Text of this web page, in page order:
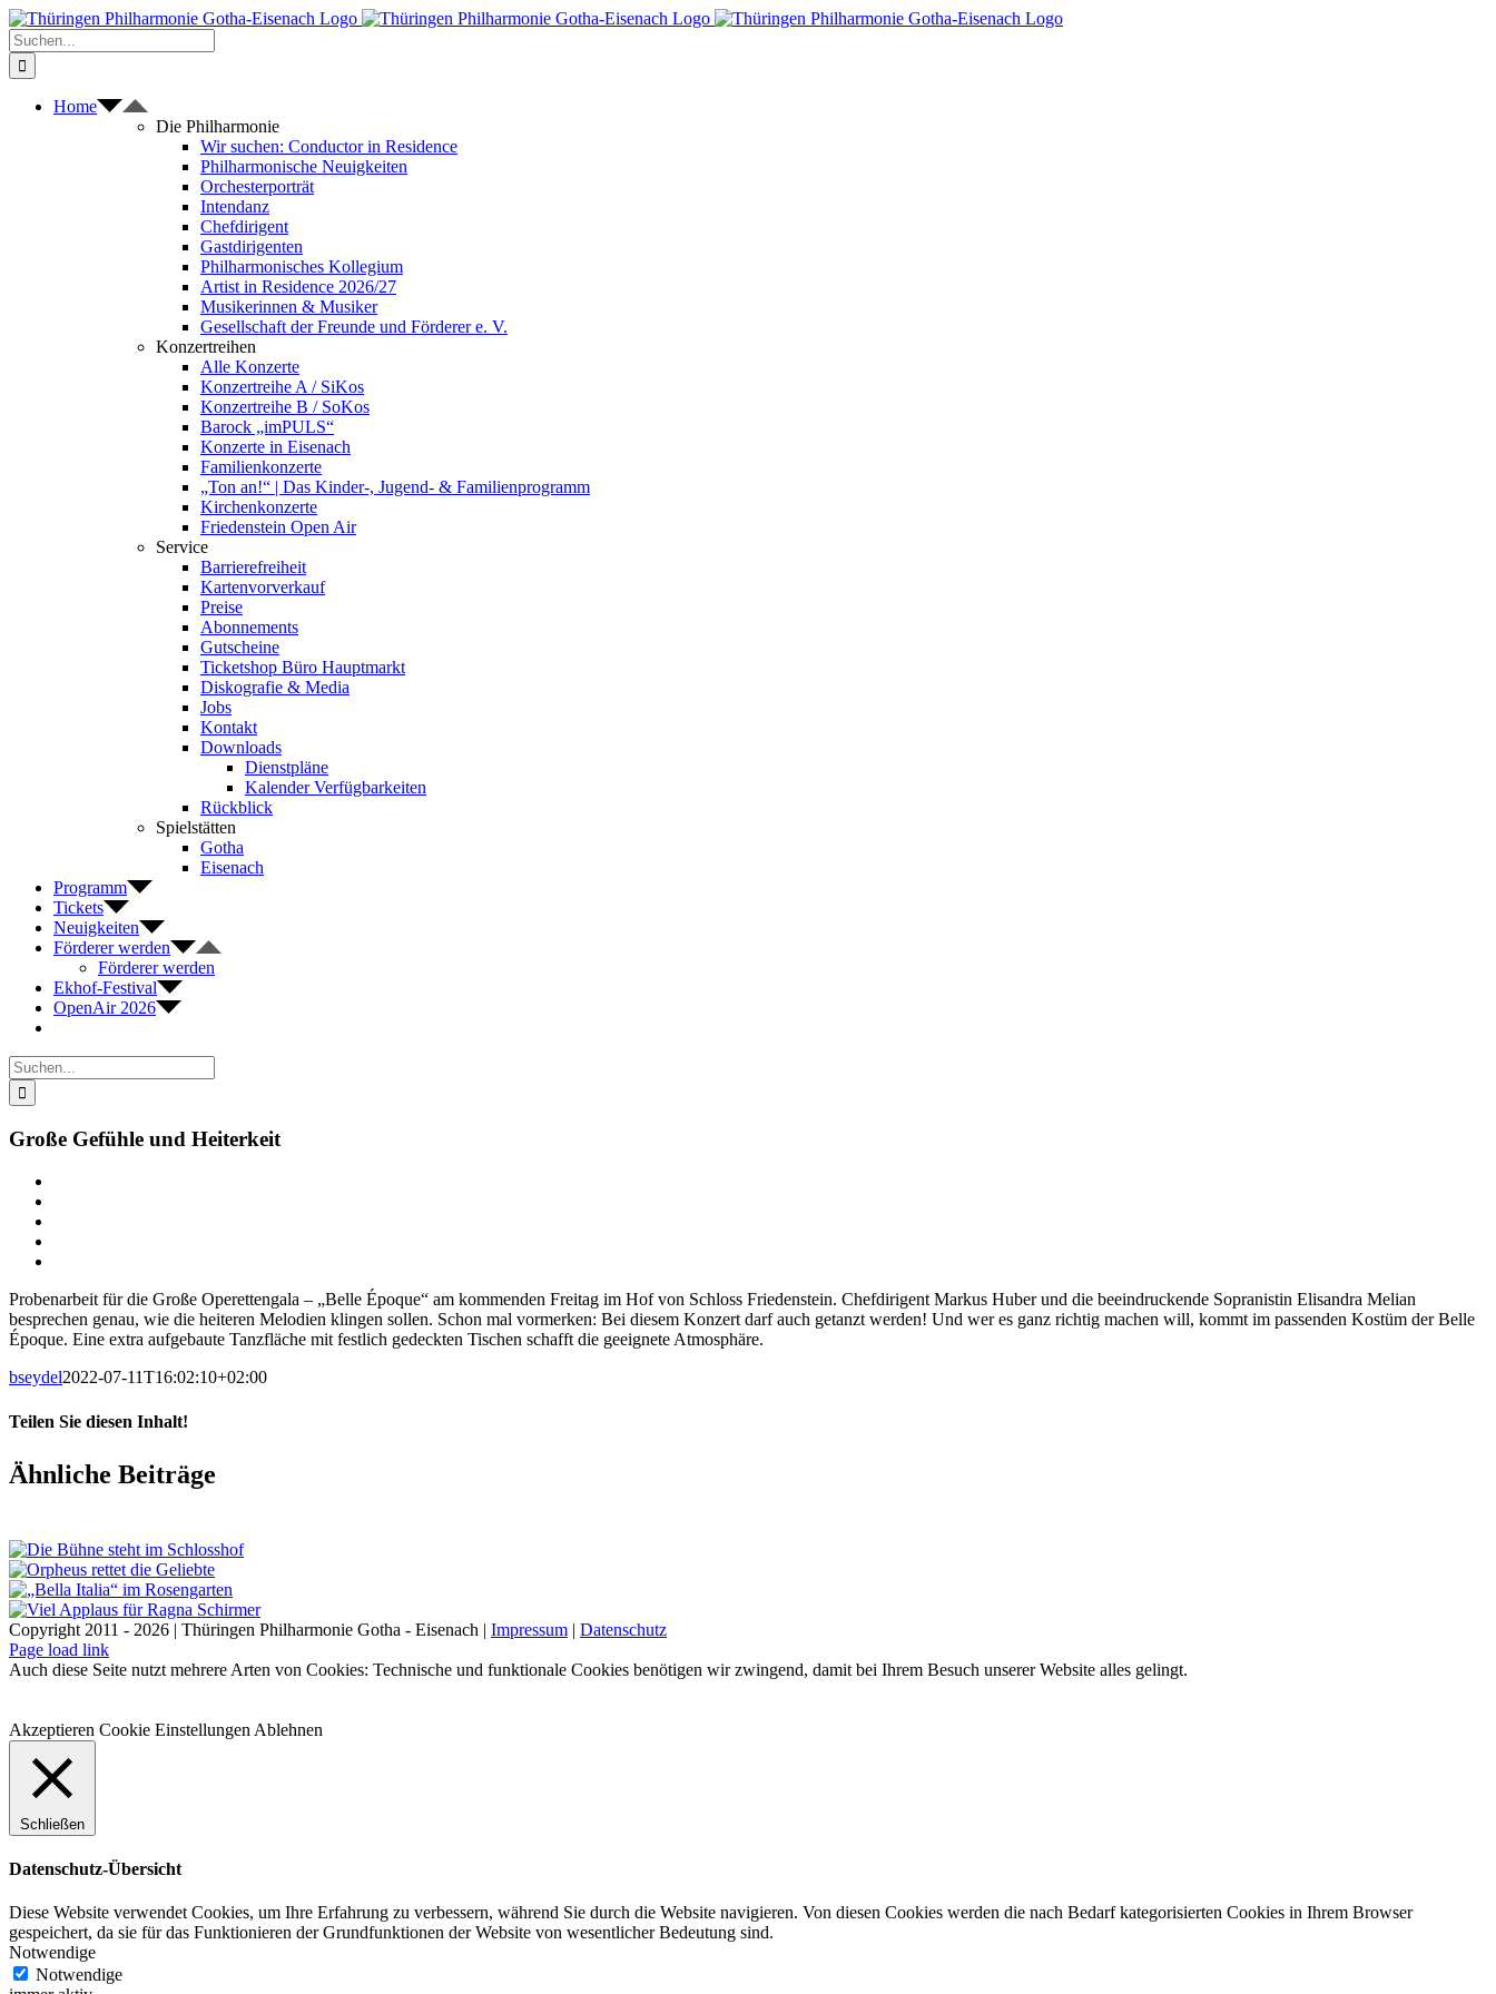
Zum
Inhalt
springen
Suche
nach:
Home
Die Philharmonie
Wir suchen: Conductor in Residence
Philharmonische Neuigkeiten
Orchesterporträt
Intendanz
Chefdirigent
Gastdirigenten
Philharmonisches Kollegium
Artist in Residence 2026/27
Musikerinnen & Musiker
Gesellschaft der Freunde und Förderer e. V.
Konzertreihen
Alle Konzerte
Konzertreihe A / SiKos
Konzertreihe B / SoKos
Barock „imPULS“
Konzerte in Eisenach
Familienkonzerte
„Ton an!“ | Das Kinder-, Jugend- & Familienprogramm
Kirchenkonzerte
Friedenstein Open Air
Service
Barrierefreiheit
Kartenvorverkauf
Preise
Abonnements
Gutscheine
Ticketshop Büro Hauptmarkt
Diskografie & Media
Jobs
Kontakt
Downloads
Dienstpläne
Kalender Verfügbarkeiten
Rückblick
Spielstätten
Gotha
Eisenach
Programm
Tickets
Neuigkeiten
Förderer werden
Förderer werden
Ekhof-Festival
OpenAir 2026
Suche
nach:
Große Gefühle und Heiterkeit
Probenarbeit für die Große Operettengala – „Belle Époque“ am kommenden Freitag im Hof von Schloss Friedenstein. Chefdirigent Markus Huber und die beeindruckende Sopranistin Elisandra Melian
besprechen genau, wie die heiteren Melodien klingen sollen. Schon mal vormerken: Bei diesem Konzert darf auch getanzt werden! Und wer es ganz richtig machen will, kommt im passenden Kostüm der Belle
Époque. Eine extra aufgebaute Tanzfläche mit festlich gedeckten Tischen schafft die geeignete Atmosphäre.
bseydel2022-07-11T16:02:10+02:00
Teilen Sie diesen Inhalt!
Facebook
X
LinkedIn
E-
Mail
Ähnliche Beiträge
Copyright 2011 - 2026 | Thüringen Philharmonie Gotha - Eisenach | Impressum | Datenschutz
Facebook
Instagram
WhatsApp
YouTube
E-
Mail
Telefon
Page load link
Auch diese Seite nutzt mehrere Arten von Cookies: Technische und funktionale Cookies benötigen wir zwingend, damit bei Ihrem Besuch unserer Website alles gelingt.
Akzeptieren Cookie Einstellungen Ablehnen
Schließen
Datenschutz-Übersicht
Diese Website verwendet Cookies, um Ihre Erfahrung zu verbessern, während Sie durch die Website navigieren. Von diesen Cookies werden die nach Bedarf kategorisierten Cookies in Ihrem Browser
gespeichert, da sie für das Funktionieren der Grundfunktionen der Website von wesentlicher Bedeutung sind.
Notwendige
Notwendige